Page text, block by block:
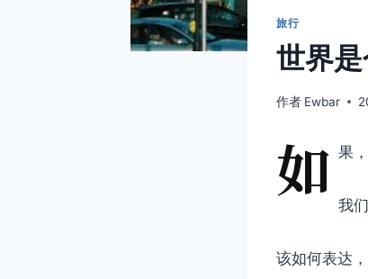
旅行
世界
作者 Ewbar
如 果，
我
该如何表达，